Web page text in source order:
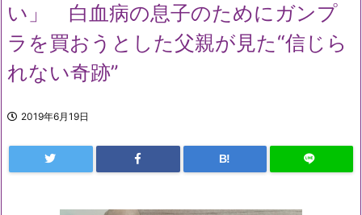
い」 白血病の息子のためにガンプ
ラを買おうとした父親が見た“信じら
れない奇跡”
2019年6月19日
B!